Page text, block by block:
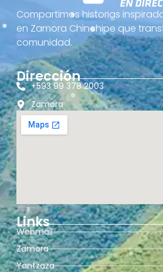
Compartimos historias
en Zamora Chinchipe que
comunidad.
Dirección
+593 99 378 2003
Zamora
Links
Webmail
Zamora
Yantzaza